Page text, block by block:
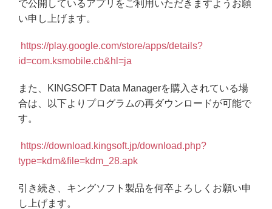
で公開しているアプリをご利用いただきますようお願
い申し上げます。
https://play.google.com/store/apps/details?
id=com.ksmobile.cb&hl=ja
また、KINGSOFT Data Managerを購入されている場
合は、以下よりプログラムの再ダウンロードが可能で
す。
https://download.kingsoft.jp/download.php?
type=kdm&file=kdm_28.apk
引き続き、キングソフト製品を何卒よろしくお願い申
し上げます。